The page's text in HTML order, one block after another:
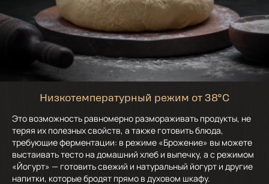
Низкотемпературный режим от 38°C
Это возможность равномерно размораживать продукты, не
теряя их полезных свойств, а также готовить блюда,
требующие ферментации: в режиме «Брожение» вы можете
выстаивать тесто на домашний хлеб и выпечку, а с режимом
«Йогурт» — готовить свежий и натуральный йогурт и другие
напитки, которые бродят прямо в духовом шкафу.